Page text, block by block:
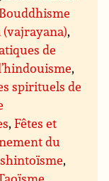
Bouddhisme
,
de
,
spirituels de
,Fêtes et
du
,